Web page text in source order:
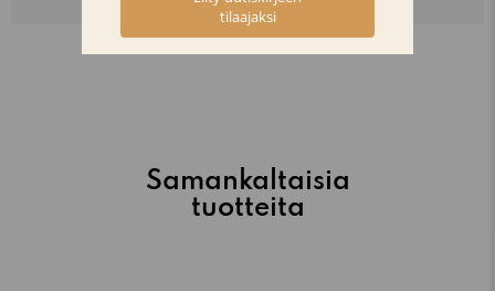
Samankaltaisia
tuotteita